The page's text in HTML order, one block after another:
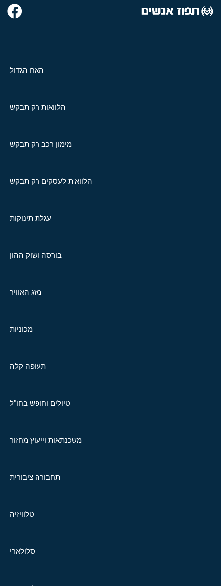
האח הגדול
הלוואות רק תבקש
מימון רכב רק תבקש
הלוואות לעסקים רק תבקש
עגלת תינוקות
בורסה ושוק ההון
מזג האוויר
מכוניות
תעופה קלה
טיולים וחופש בחו"ל
משכנתאות וייעוץ מחזור
תחבורה ציבורית
טלוויזיה
סלולארי